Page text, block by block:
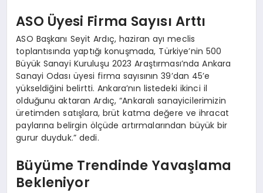
ASO Üyesi Firma Sayısı Arttı
ASO Başkanı Seyit Ardıç, haziran ayı meclis
toplantısında yaptığı konuşmada, Türkiye’nin 500
Büyük Sanayi Kuruluşu 2023 Araştırması’nda Ankara
Sanayi Odası üyesi firma sayısının 39’dan 45’e
yükseldiğini belirtti. Ankara’nın listedeki ikinci il
olduğunu aktaran Ardıç, “Ankaralı sanayicilerimizin
üretimden satışlara, brüt katma değere ve ihracat
paylarına belirgin ölçüde artırmalarından büyük bir
gurur duyduk.” dedi.
Büyüme Trendinde Yavaşlama
Bekleniyor